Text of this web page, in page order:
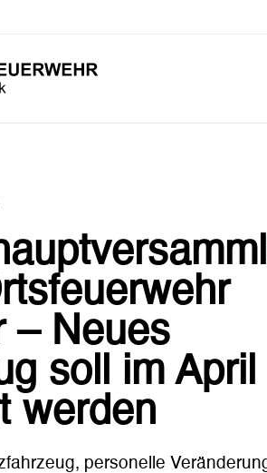
– Neues
soll im April
werden
personelle